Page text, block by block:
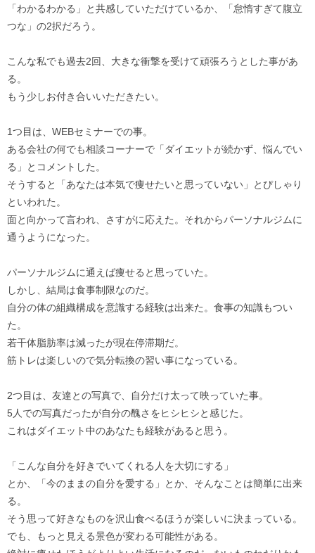
「わかるわかる」と共感していただけているか、「怠惰すぎて腹立
つな」の2択だろう。
こんな私でも過去2回、大きな衝撃を受けて頑張ろうとした事があ
る。
もう少しお付き合いいただきたい。
1つ目は、WEBセミナーでの事。
ある会社の何でも相談コーナーで「ダイエットが続かず、悩んでい
る」とコメントした。
そうすると「あなたは本気で痩せたいと思っていない」とぴしゃり
といわれた。
面と向かって言われ、さすがに応えた。それからパーソナルジムに
通うようになった。
パーソナルジムに通えば痩せると思っていた。
しかし、結局は食事制限なのだ。
自分の体の組織構成を意識する経験は出来た。食事の知識もつい
た。
若干体脂肪率は減ったが現在停滞期だ。
筋トレは楽しいので気分転換の習い事になっている。
2つ目は、友達との写真で、自分だけ太って映っていた事。
5人での写真だったが自分の醜さをヒシヒシと感じた。
これはダイエット中のあなたも経験があると思う。
「こんな自分を好きでいてくれる人を大切にする」
とか、「今のままの自分を愛する」とか、そんなことは簡単に出来
る。
そう思って好きなものを沢山食べるほうが楽しいに決まっている。
でも、もっと見える景色が変わる可能性がある。